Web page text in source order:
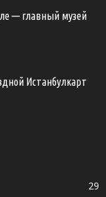
— главный музей
Истанбулкарт
29